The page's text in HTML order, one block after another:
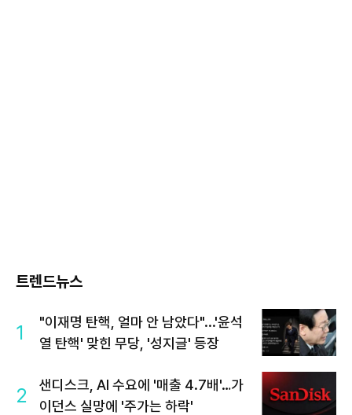
트렌드뉴스
1
"이재명 탄핵, 얼마 안 남았다"...'윤석
열 탄핵' 맞힌 무당, '성지글' 등장
2
샌디스크, AI 수요에 '매출 4.7배'…가
이던스 실망에 '주가는 하락'